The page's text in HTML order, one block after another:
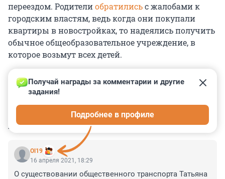
переездом. Родителиобратилисьс жалобами к
городским властям, ведь когда они покупали
квартиры в новостройках, то надеялись получить
обычное общеобразовательное учреждение, в
которое возьмут всех детей.
КОММЕНТАРИИ 14
Ol19
Получай награды за комментарии и другие
задания!
Подробнее в профиле
16 апреля 2021, 18:29
О существовании общественного транспорта Татьяна